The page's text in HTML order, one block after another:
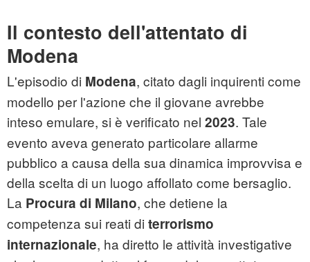
Il contesto dell'attentato di
Modena
L'episodio di Modena, citato dagli inquirenti come
modello per l'azione che il giovane avrebbe
inteso emulare, si è verificato nel 2023. Tale
evento aveva generato particolare allarme
pubblico a causa della sua dinamica improvvisa e
della scelta di un luogo affollato come bersaglio.
La Procura di Milano, che detiene la
competenza sui reati di terrorismo
internazionale, ha diretto le attività investigative